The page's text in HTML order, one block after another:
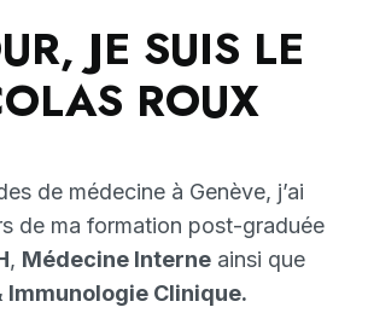
JE SUIS LE
ROUX
de médecine à Genève, j’ai
de ma formation post-graduée
, Médecine Interne ainsi que
Clinique.